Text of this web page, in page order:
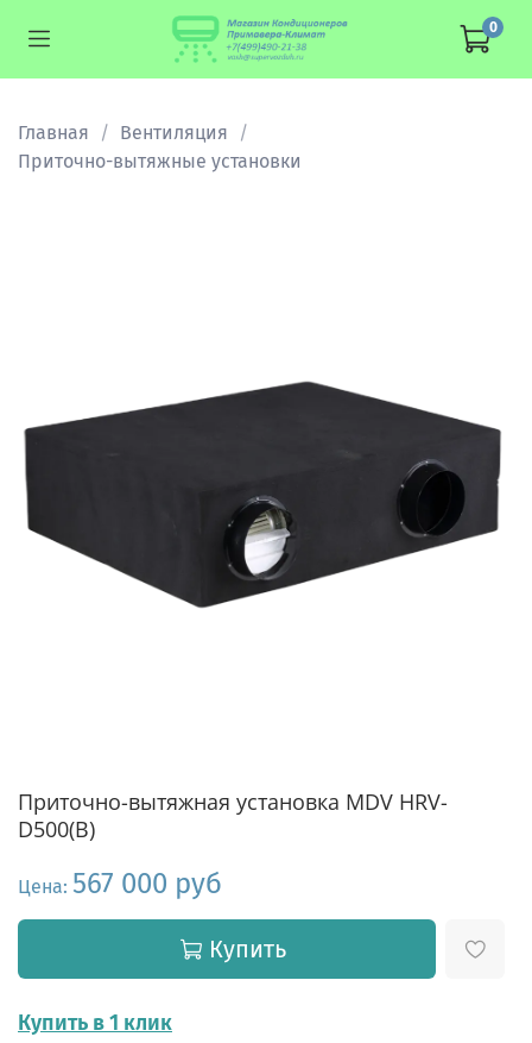
0
Главная
Вентиляция
Приточно-вытяжные установки
Приточно-вытяжная установка MDV HRV-
D500(B)
Цена: 567 000 руб
Купить
Купить в 1 клик